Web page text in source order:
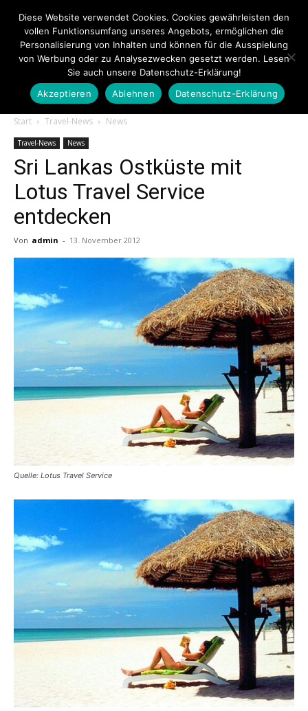
Touristiknews.de
|
und
Reiseempfehlungen.
Start Travel-News News
Travel-News News
Sri Lankas Ostküste mit
Lotus Travel Service
entdecken
Von admin - 13. November 2012
Quelle: Lotus Travel Service
Diese Website verwendet Cookies. Cookies gewährleisten den
vollen Funktionsumfang unseres Angebots, ermöglichen die
Personalisierung von Inhalten und können für die Ausspielung
von Werbung oder zu Analysezwecken gesetzt werden. Lesen
Sie auch unsere Datenschutz-Erklärung!
Akzeptieren
Ablehnen Datenschutz-Erklärung